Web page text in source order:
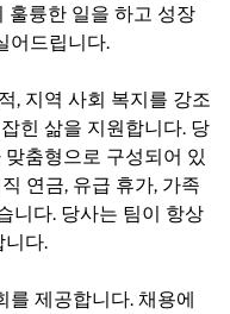
훌륭한 일을 하고 성장
어드립니다.
, 지역 사회 복지를 강조
힌 삶을 지원합니다. 당
춤형으로 구성되어 있
연금, 유급 휴가, 가족
니다. 당사는 팀이 항상
니다.
제공합니다. 채용에